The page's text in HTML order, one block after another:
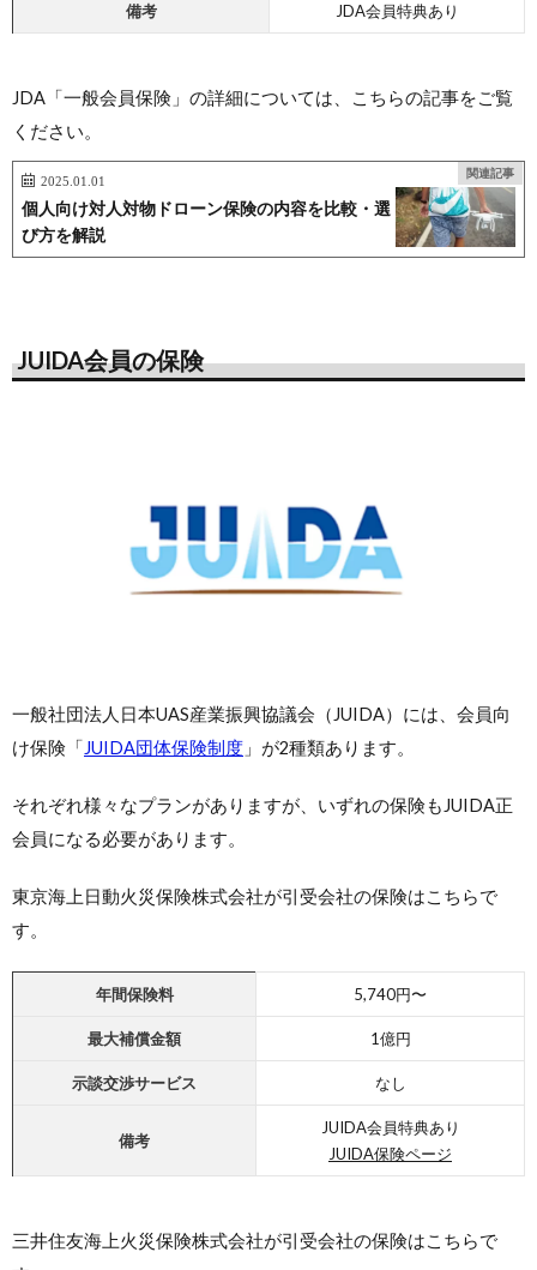
備考 JDA会員特典あり
JDA「一般会員保険」の詳細については、こちらの記事をご覧
ください。
関連記事
2025.01.01
個人向け対人対物ドローン保険の内容を比較・選
び方を解説
JUIDA会員の保険
一般社団法人日本UAS産業振興協議会（JUIDA）には、会員向
け保険「JUIDA団体保険制度 」が2種類あります。
それぞれ様々なプランがありますが、いずれの保険もJUIDA正
会員になる必要があります。
東京海上日動火災保険株式会社が引受会社の保険はこちらで
す。
年間保険料 5,740円〜
最大補償金額 1億円
示談交渉サービス なし
備考
JUIDA会員特典あり
JUIDA保険ページ
三井住友海上火災保険株式会社が引受会社の保険はこちらで